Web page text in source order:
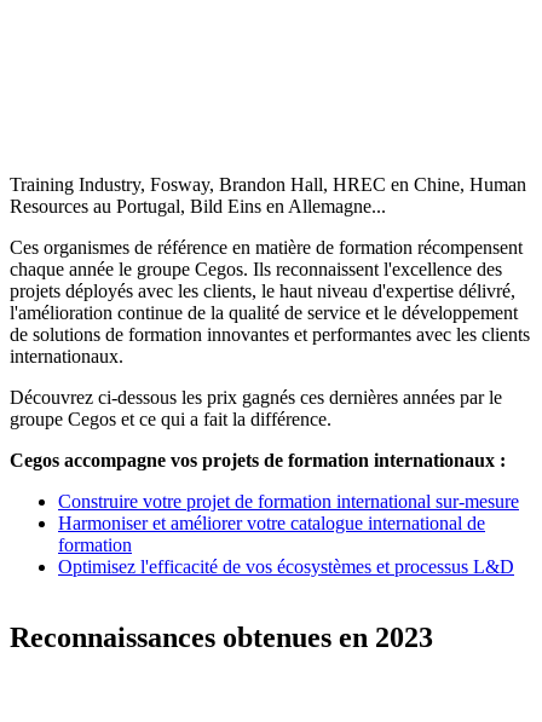
Training Industry, Fosway, Brandon Hall, HREC en Chine, Human
Resources au Portugal, Bild Eins en Allemagne...
Ces organismes de référence en matière de formation récompensent
chaque année le groupe Cegos. Ils reconnaissent l'excellence des
projets déployés avec les clients, le haut niveau d'expertise délivré,
l'amélioration continue de la qualité de service et le développement
de solutions de formation innovantes et performantes avec les clients
internationaux.
Découvrez ci-dessous les prix gagnés ces dernières années par le
groupe Cegos et ce qui a fait la différence.
Cegos accompagne vos projets de formation internationaux :
Construire votre projet de formation international sur-mesure
Harmoniser et améliorer votre catalogue international de
formation
Optimisez l'efficacité de vos écosystèmes et processus L&D
Reconnaissances obtenues en 2023